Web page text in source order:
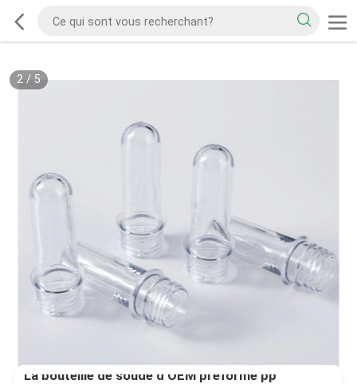
2/ 5
La bouteille de soude d'OEM préforme pp